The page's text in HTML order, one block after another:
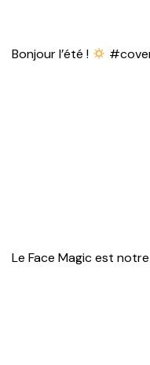
Bonjour l’été !
Le Face Magic est